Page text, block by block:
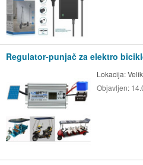
Regulator-punjač za elektro
Lokacija:
Objavljen: